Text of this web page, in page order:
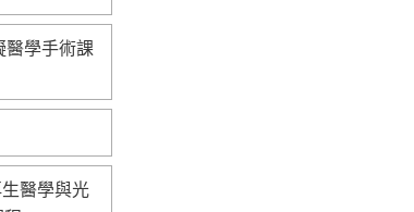
醫學手術課
醫學與光